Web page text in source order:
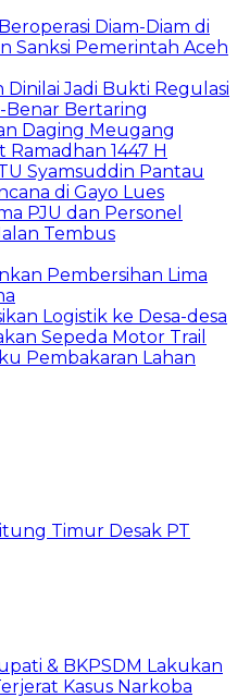
Diam-Diam di
Sanksi Pemerintah Aceh
Jadi Bukti Regulasi
Bertaring
Daging Meugang
Ramadhan 1447 H
Syamsuddin Pantau
di Gayo Lues
PJU dan Personel
Tembus
Pembersihan Lima
Logistik ke Desa-desa
Sepeda Motor Trail
Pembakaran Lahan
Timur Desak PT
& BKPSDM Lakukan
Kasus Narkoba